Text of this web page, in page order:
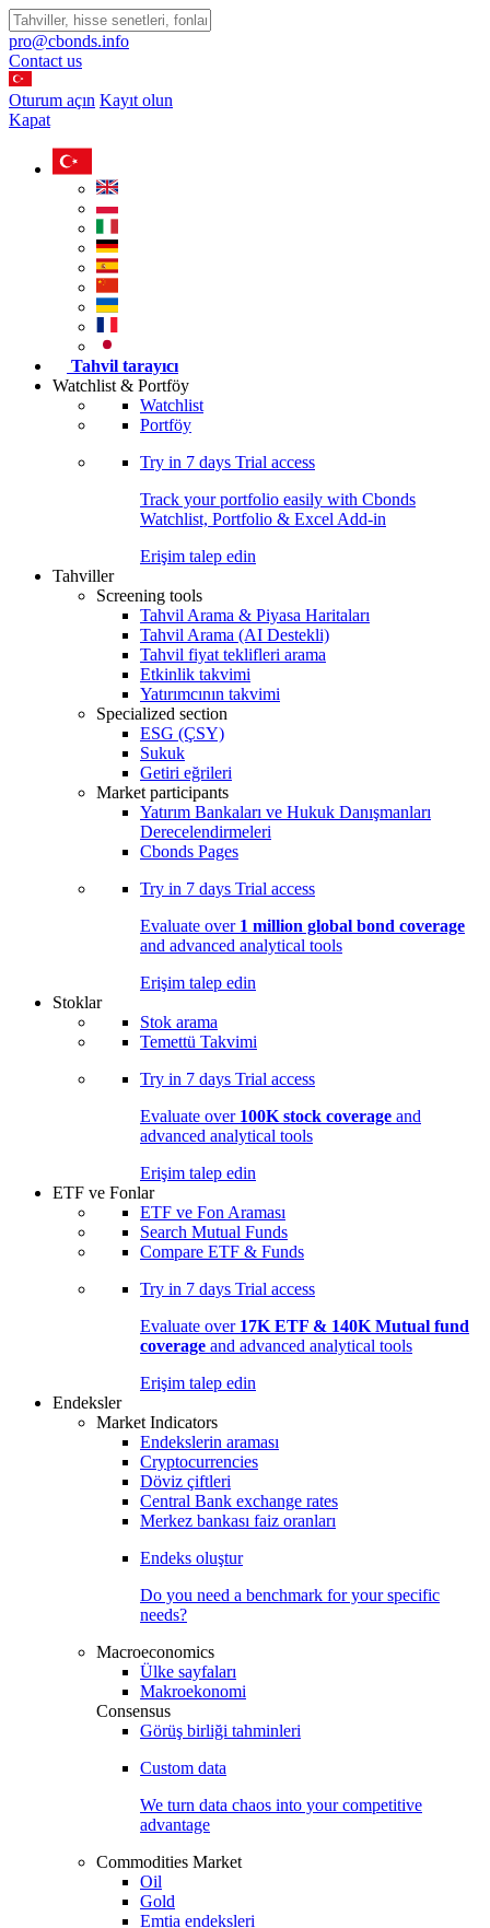
pro@cbonds.info
Contact us
Oturum açın Kayıt olun
Kapat
Tahvil tarayıcı
Watchlist & Portföy
Watchlist
Portföy
Try in 7 days Trial access
Track your portfolio easily with Cbonds
Watchlist, Portfolio & Excel Add-in
Erişim talep edin
Tahviller
Screening tools
Tahvil Arama & Piyasa Haritaları
Tahvil Arama (AI Destekli)
Tahvil fiyat teklifleri arama
Etkinlik takvimi
Yatırımcının takvimi
Specialized section
ESG (ÇSY)
Sukuk
Getiri eğrileri
Market participants
Yatırım Bankaları ve Hukuk Danışmanları
Derecelendirmeleri
Cbonds Pages
Try in 7 days Trial access
Evaluate over 1 million global bond coverage
and advanced analytical tools
Erişim talep edin
Stoklar
Stok arama
Temettü Takvimi
Try in 7 days Trial access
Evaluate over 100K stock coverage and
advanced analytical tools
Erişim talep edin
ETF ve Fonlar
ETF ve Fon Araması
Search Mutual Funds
Compare ETF & Funds
Try in 7 days Trial access
Evaluate over 17K ETF & 140K Mutual fund
coverage and advanced analytical tools
Erişim talep edin
Endeksler
Market Indicators
Endekslerin araması
Cryptocurrencies
Döviz çiftleri
Central Bank exchange rates
Merkez bankası faiz oranları
Endeks oluştur
Do you need a benchmark for your specific
needs?
Macroeconomics
Ülke sayfaları
Makroekonomi
Consensus
Görüş birliği tahminleri
Custom data
We turn data chaos into your competitive
advantage
Commodities Market
Oil
Gold
Emtia endeksleri